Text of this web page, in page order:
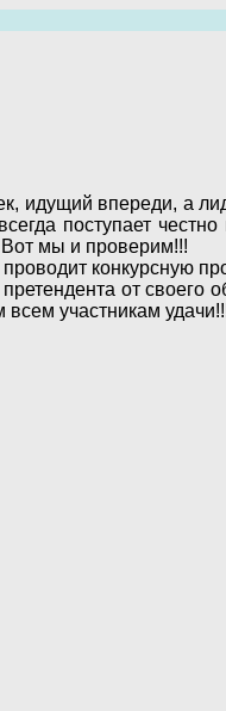
впереди, а
поступает
мы и проверим!!!
конкурсную
от своего
участникам